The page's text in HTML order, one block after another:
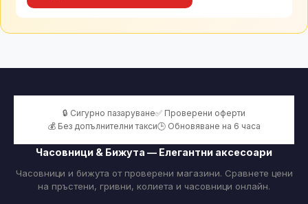
🔒 Сигурно пазаруване✅ Проверени оферти
💰 Без допълнителни такси🕒 Обновяване на 6 часа
Часовници & Бижута — Елегантни аксесоари
Часовници и бижута от проверени магазини. Сравнете цени
на пръстени, гривни, колиета и часовници онлайн.